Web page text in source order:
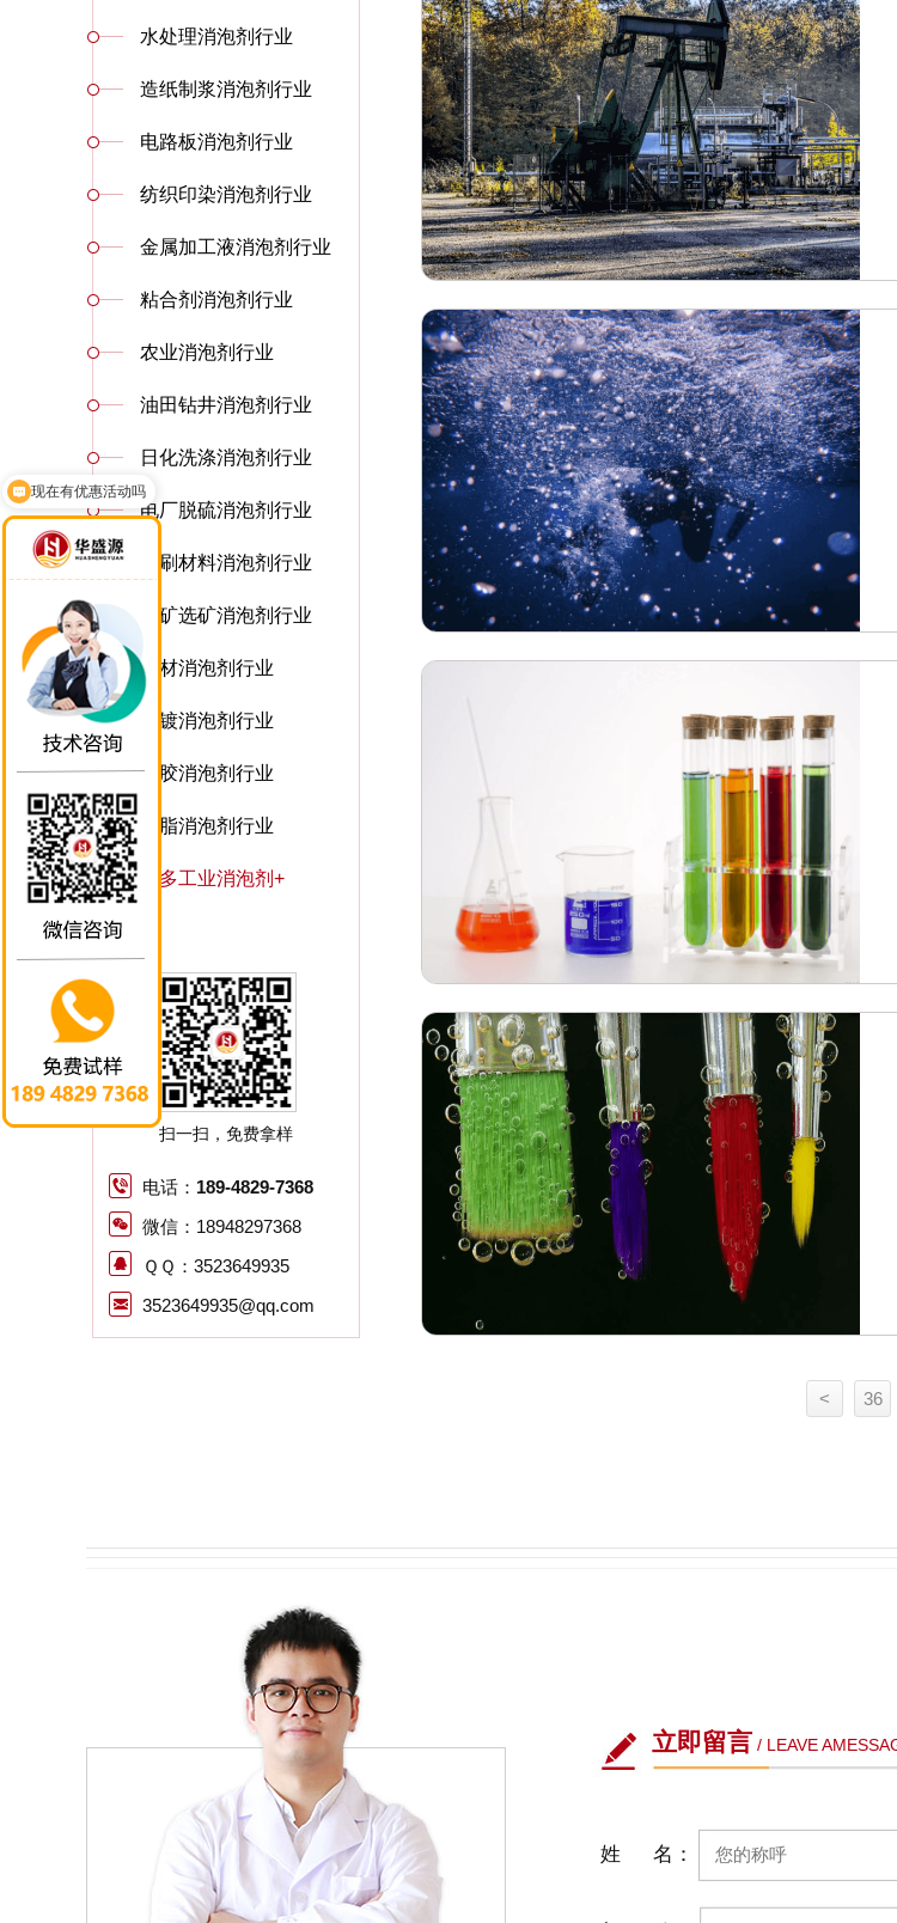
水处理消泡剂行业
造纸制浆消泡剂行业
电路板消泡剂行业
纺织印染消泡剂行业
金属加工液消泡剂行业
粘合剂消泡剂行业
农业消泡剂行业
油田钻井消泡剂行业
日化洗涤消泡剂行业
电厂脱硫消泡剂行业
印刷材料消泡剂行业
采矿选矿消泡剂行业
建材消泡剂行业
电镀消泡剂行业
橡胶消泡剂行业
树脂消泡剂行业
更多工业消泡剂+
扫一扫，免费拿样
电话： 189-4829-7368
微信：18948297368
ＱＱ：3523649935
3523649935@qq.com
< 36
立即留言 / LEAVE
姓 名：
可以介绍下你们的产品么